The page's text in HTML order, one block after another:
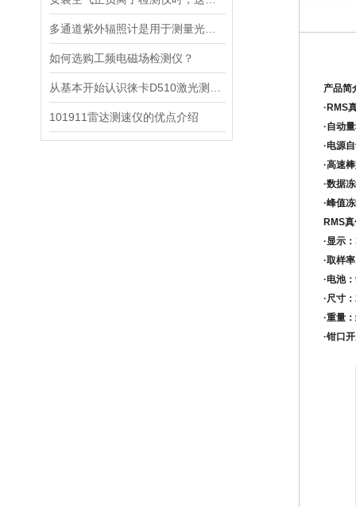
如何选购工频电磁场检测仪？
101911雷达测速仪的优点介绍
产品简
·RMS
·自动
·电源
·高速
·数据
·峰值
RMS
·显示：
·取样
·电池：
·尺寸：
·重量
·钳口